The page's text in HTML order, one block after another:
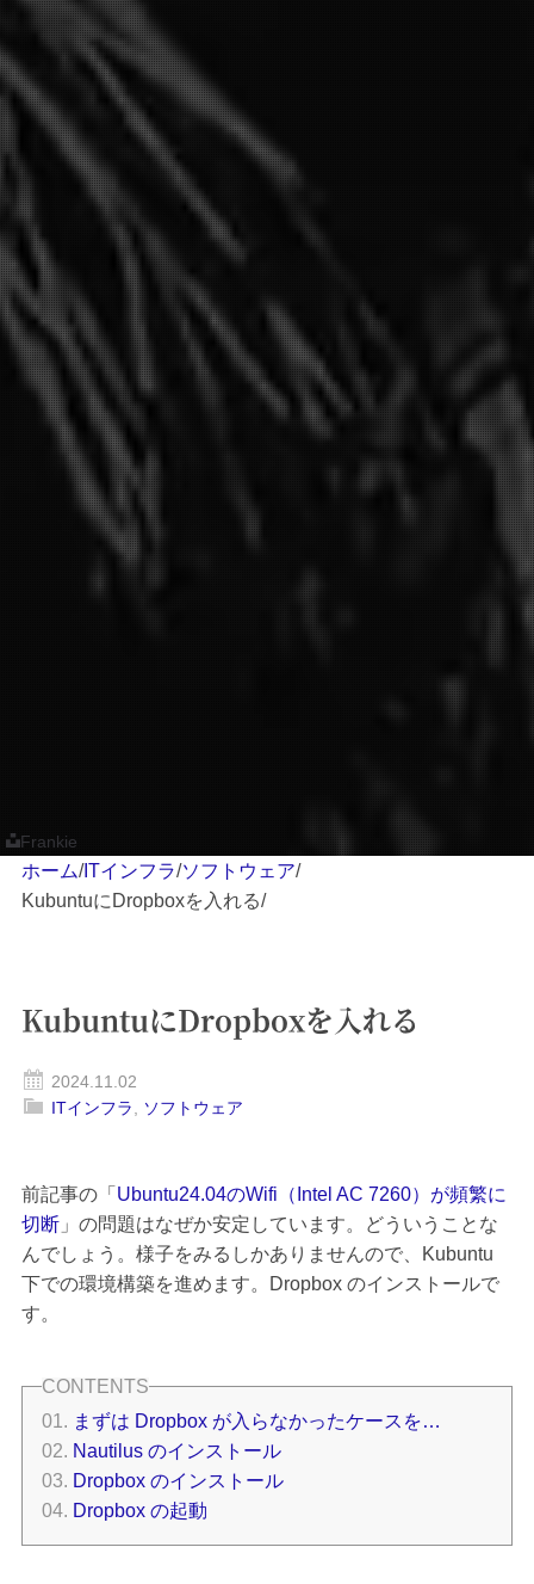
Frankie
ホーム/ITインフラ/ソフトウェア/
KubuntuにDropboxを入れる/
KubuntuにDropboxを入れる
2024.11.02
ITインフラ
ソフトウェア
前記事の「 Ubuntu24.04のWifi（Intel AC 7260）が頻繁に
切断」の問題はなぜか安定しています。どういうことな
んでしょう。様子をみるしかありませんので、Kubuntu
下での環境構築を進めます。Dropbox のインストールで
す。
まずは Dropbox が入らなかったケースを…
Nautilus のインストール
Dropbox のインストール
Dropbox の起動